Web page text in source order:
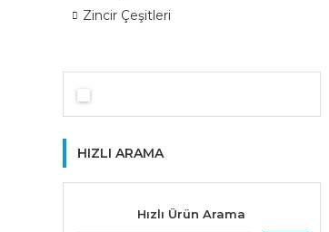
Zincir Çeşitleri
HIZLI ARAMA
Hızlı Ürün Arama